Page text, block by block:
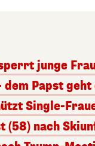
junge
Papst
Single-
(58) nach